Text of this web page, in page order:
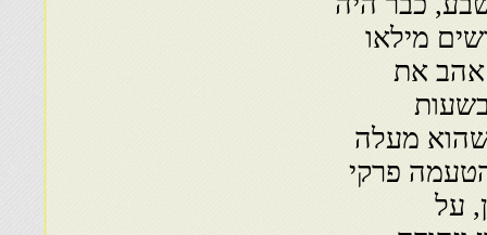
מילאו
אהב את
בשעות
מעלה
פרקי
על